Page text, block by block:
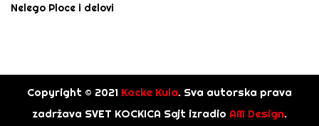
Nelego Ploce i delovi
Copyright © 2021 Kocke Kula. Sva autorska prava
zadržava SVET KOCKICA Sajt izradio AM Design.